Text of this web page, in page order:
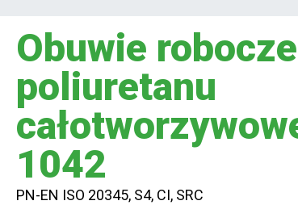
Obuwie
poliuretanu
1042
PN-EN ISO 20345, S4, CI, SRC